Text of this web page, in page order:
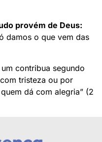
provém de Deus:
damos o que vem das
um contribua segundo
tristeza ou por
dá com alegria” (2